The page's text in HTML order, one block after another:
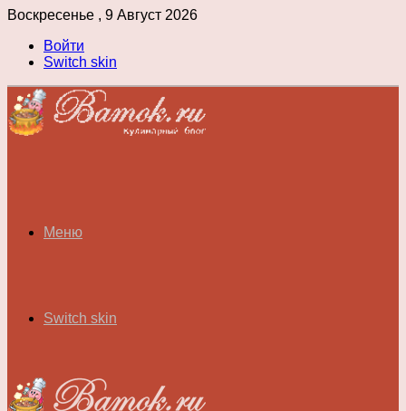
Воскресенье , 9 Август 2026
Войти
Switch skin
Меню
Switch skin